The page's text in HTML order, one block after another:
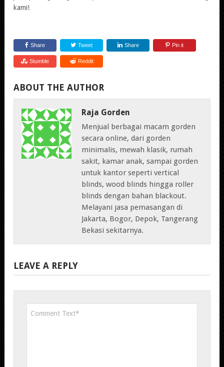
kami!
Share Tweet Share Pin it
Stumble Reddit
ABOUT THE AUTHOR
Raja Gorden
Menjual berbagai macam gorden
secara online, dari gorden
minimalis, mewah klasik, rumah
sakit, kamar anak, sampai gorden
untuk kantor seperti vertical
blinds, wood blinds hingga roller
blinds dengan bahan blackout.
Melayani jasa pemasangan di
Jakarta, Bogor, Depok, Tangerang
Bekasi sekitarnya.
LEAVE A REPLY